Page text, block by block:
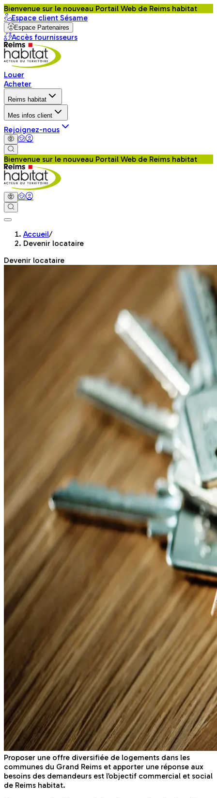
Bienvenue sur le nouveau Portail Web de Reims habitat
Espace client Sésame
Espace Partenaires
Accès fournisseurs
Louer
Acheter
Reims habitat
Mes infos client
Rejoignez-nous
Bienvenue sur le nouveau Portail Web de Reims habitat
Accueil/
Devenir locataire
Devenir locataire
Proposer une offre diversifiée de logements dans les
communes du Grand Reims et apporter une réponse aux
besoins des demandeurs est l’objectif commercial et social
de Reims habitat.